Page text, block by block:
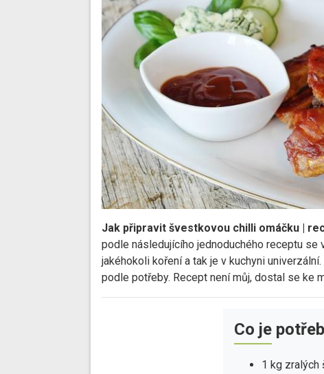
Jak připravit švestkovou chilli omáčku |
podle následujícího jednoduchého receptu
jakéhokoli koření a tak je v kuchyni
podle potřeby. Recept není můj, dostal se ke
Co je
1 kg